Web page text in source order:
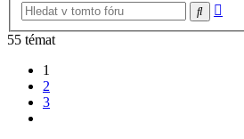
Hledat
55 témat
1
2
3